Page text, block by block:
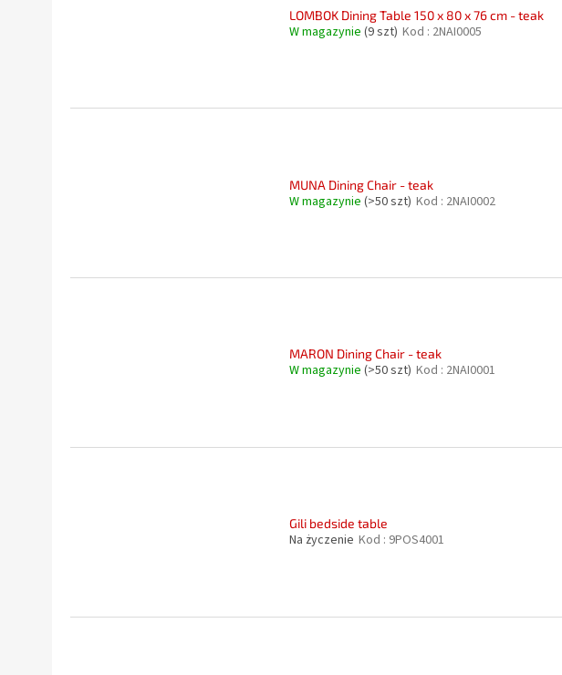
LOMBOK Dining Table 150 x 80 x 76 cm - teak
W magazynie (9 szt) Kod : 2NAI0005
MUNA Dining Chair - teak
W magazynie (>50 szt) Kod : 2NAI0002
MARON Dining Chair - teak
W magazynie (>50 szt) Kod : 2NAI0001
Gili bedside table
Na życzenie Kod : 9POS4001